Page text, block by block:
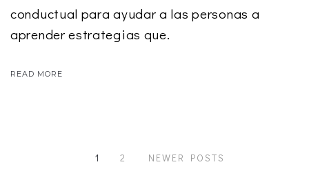
conductual para ayudar a las personas a
aprender estrategias que.
READ MORE
1 2 NEWER POSTS